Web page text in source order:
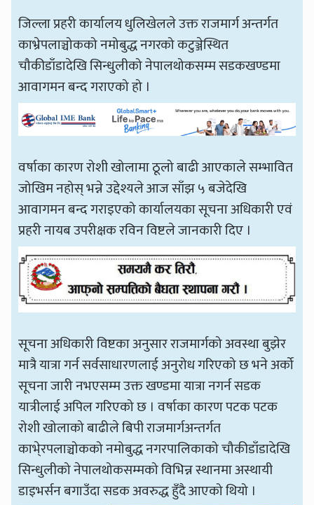
जिल्ला प्रहरी कार्यालय धुलिखेलले उक्त राजमार्ग अन्तर्गत
काभ्रेपलाञ्चोकको नमोबुद्ध नगरको कटुञ्जेस्थित
चौकीडाँडादेखि सिन्धुलीको नेपालथोकसम्म सडकखण्डमा
आवागमन बन्द गराएको हो ।
वर्षाका कारण रोशी खोलामा ठूलो बाढी आएकाले सम्भावित
जोखिम नहोस् भन्ने उद्देश्यले आज साँझ ५ बजेदेखि
आवागमन बन्द गराइएको कार्यालयका सूचना अधिकारी एवं
प्रहरी नायब उपरीक्षक रविन विष्टले जानकारी दिए ।
सूचना अधिकारी विष्टका अनुसार राजमार्गको अवस्था बुझेर
मात्रै यात्रा गर्न सर्वसाधारणलाई अनुरोध गरिएको छ भने अर्को
सूचना जारी नभएसम्म उक्त खण्डमा यात्रा नगर्न सडक
यात्रीलाई अपिल गरिएको छ । वर्षाका कारण पटक पटक
रोशी खोलाको बाढीले बिपी राजमार्गअन्तर्गत
काभे्रपलाञ्चोकको नमोबुद्ध नगरपालिकाको चौकीडाँडादेखि
सिन्धुलीको नेपालथोकसम्मको विभिन्न स्थानमा अस्थायी
डाइभर्सन बगाउँदा सडक अवरुद्ध हुँदै आएको थियो ।